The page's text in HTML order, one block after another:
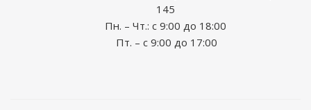
145
Пн. – Чт.: с 9:00 до 18:00
Пт. – с 9:00 до 17:00